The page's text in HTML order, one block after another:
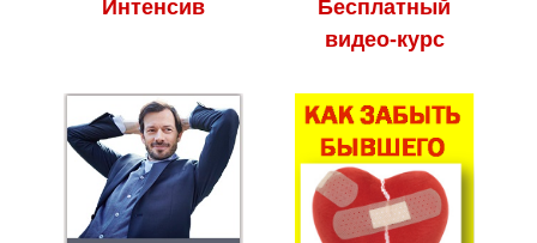
Интенсив
Бесплатный
видео-курс